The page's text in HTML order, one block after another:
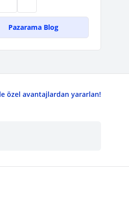
Pazarama Blog
özel avantajlardan yararlan!